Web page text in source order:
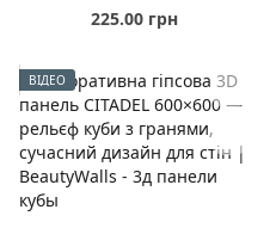
225.00 грн
ВІДЕО